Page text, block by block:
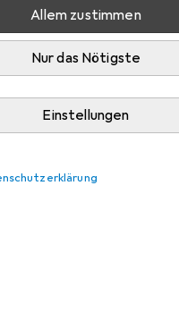
Allem zustimmen
Nur das Nötigste
Einstellungen
EUR
6,21 bei 2 Stück EUR
621,–/1l
LovrénLovren M2 Long
Mascara